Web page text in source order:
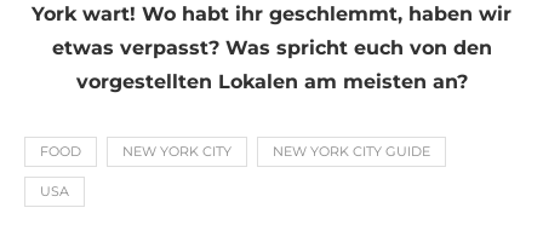
York wart! Wo habt ihr geschlemmt, haben wir
etwas verpasst? Was spricht euch von den
vorgestellten Lokalen am meisten an?
FOOD NEW YORK CITY NEW YORK CITY GUIDE
USA